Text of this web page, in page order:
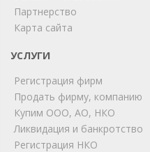
Партнерство
Карта сайта
УСЛУГИ
Регистрация фирм
Продать фирму, компанию
Купим ООО, АО, НКО
Ликвидация и банкротство
Регистрация НКО
online
Позвоните нам или
удобный мессенджер!
Telegram